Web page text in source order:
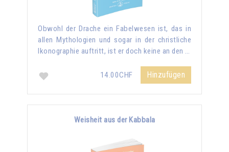
Obwohl der Drache ein Fabelwesen ist, das in
allen Mythologien und sogar in der christliche
Ikonographie auftritt, ist er doch keine an den …
14.00CHF Hinzufügen
Weisheit aus der Kabbala